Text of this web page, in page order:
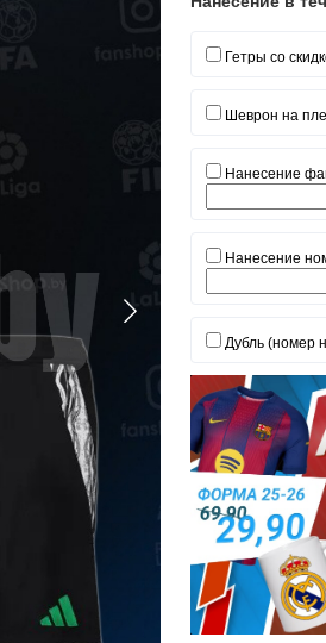
Гетры со
Шеврон на
Нанесение
Нанесение
Дубль (номер